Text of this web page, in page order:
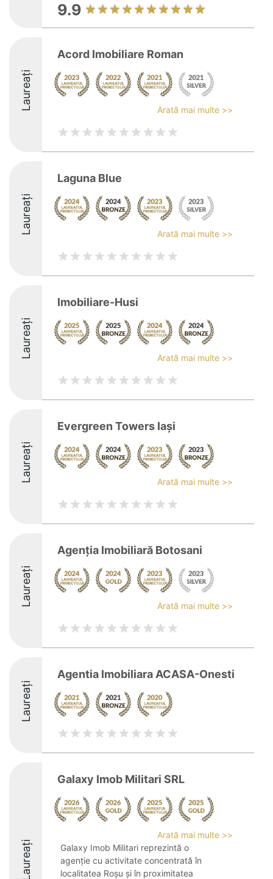
9.9
Laureați
Acord Imobiliare Roman
Arată mai multe >>
Laureați
Laguna Blue
Arată mai multe >>
Laureați
Imobiliare-Husi
Arată mai multe >>
Laureați
Evergreen Towers Iași
Arată mai multe >>
Laureați
Agenția Imobiliară Botosani
Arată mai multe >>
Laureați
Agentia Imobiliara ACASA-Onesti
Laureați
Galaxy Imob Militari SRL
Arată mai multe >>
Galaxy Imob Militari reprezintă o
agenție cu activitate concentrată în
localitatea Roșu și în proximitatea